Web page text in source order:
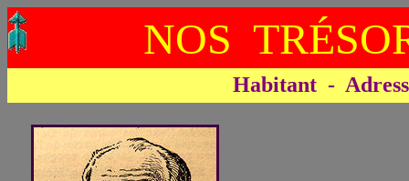
NOS
Habitant -